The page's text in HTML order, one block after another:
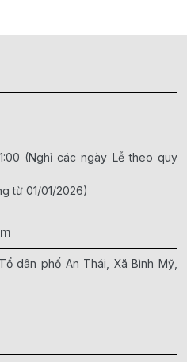
(Nghỉ các ngày Lễ theo quy
từ 01/01/2026)
dân phố An Thái, Xã Bình Mỹ,